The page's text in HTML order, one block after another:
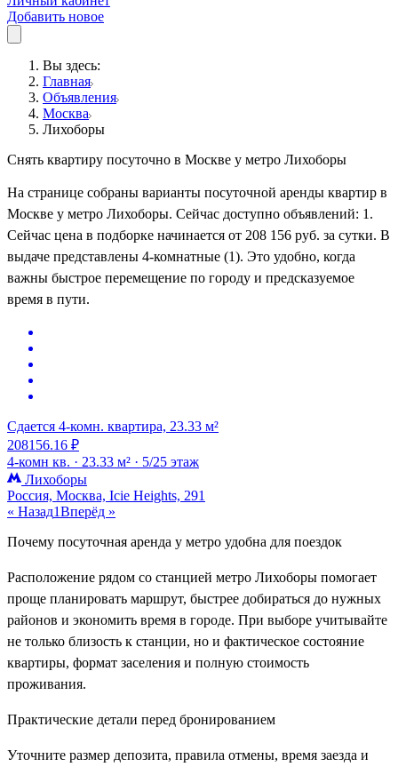
Добавить новое
Вы здесь:
Главная
Объявления
Москва
Лихоборы
Снять квартиру посуточно в Москве у метро Лихоборы
На странице собраны варианты посуточной аренды квартир в
Москве у метро Лихоборы. Сейчас доступно объявлений: 1.
Сейчас цена в подборке начинается от 208 156 руб. за сутки. В
выдаче представлены 4-комнатные (1). Это удобно, когда
важны быстрое перемещение по городу и предсказуемое
время в пути.
Сдается 4-комн. квартира, 23.33 м²
208156.16 ₽
4-комн кв. · 23.33 м² · 5/25 этаж
Лихоборы
Россия, Москва, Icie Heights, 291
« Назад1Вперёд »
Почему посуточная аренда у метро удобна для поездок
Расположение рядом со станцией метро Лихоборы помогает
проще планировать маршрут, быстрее добираться до нужных
районов и экономить время в городе. При выборе учитывайте
не только близость к станции, но и фактическое состояние
квартиры, формат заселения и полную стоимость
проживания.
Практические детали перед бронированием
Уточните размер депозита, правила отмены, время заезда и